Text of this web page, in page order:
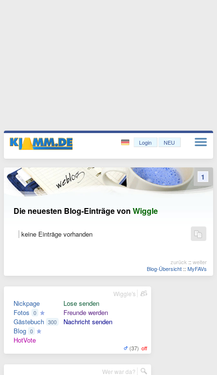
Login NEU
Die neuesten Blog-Einträge von Wiggle
keine Einträge vorhanden
zurück :: weiter
Blog-Übersicht :: MyFAVs
1
Nickpage
Fotos 0
Gästebuch 300
Blog 0
HotVote
Lose senden
Freunde werden
Nachricht senden
(37) off
Wiggle's
Wer war da?